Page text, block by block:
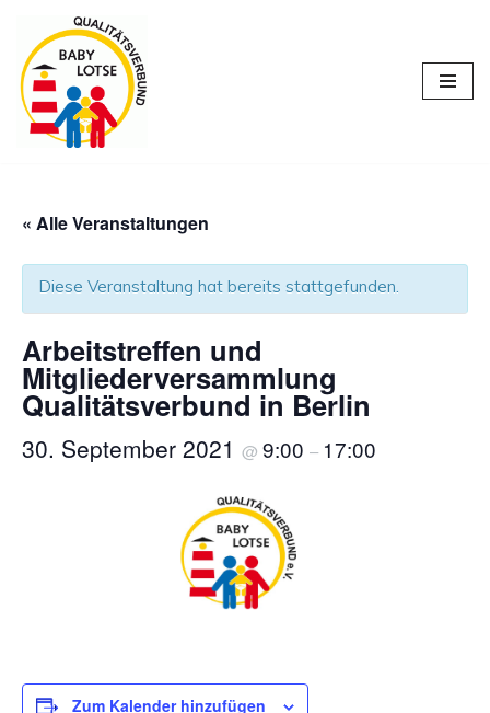
Zum
Inhalt
springen
« Alle Veranstaltungen
Diese Veranstaltung hat bereits stattgefunden.
Arbeitstreffen und
Mitgliederversammlung
Qualitätsverbund in Berlin
30. September 2021 @ 9:00 – 17:00
Zum Kalender hinzufügen